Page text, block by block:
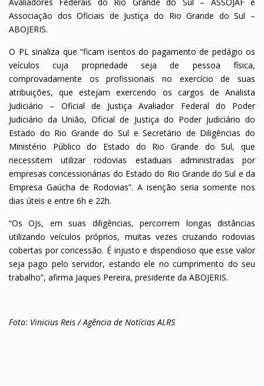
Associação dos Oficiais de Justiça do Rio Grande do Sul –
ABOJERIS.
O PL sinaliza que “ficam isentos do pagamento de pedágio os
veículos cuja propriedade seja de pessoa física,
comprovadamente os profissionais no exercício de suas
atribuições, que estejam exercendo os cargos de Analista
Judiciário – Oficial de Justiça Avaliador Federal do Poder
Judiciário da União, Oficial de Justiça do Poder Judiciário do
Estado do Rio Grande do Sul e Secretário de Diligências do
Ministério Público do Estado do Rio Grande do Sul, que
necessitem utilizar rodovias estaduais administradas por
empresas concessionárias do Estado do Rio Grande do Sul e da
Empresa Gaúcha de Rodovias”. A isenção seria somente nos
dias úteis e entre 6h e 22h.
“Os OJs, em suas diligências, percorrem longas distâncias
utilizando veículos próprios, muitas vezes cruzando rodovias
cobertas por concessão. É injusto e dispendioso que esse valor
seja pago pelo servidor, estando ele no cumprimento do seu
trabalho”, afirma Jaques Pereira, presidente da ABOJERIS.
Foto: Vinicius Reis / Agência de Notícias ALRS